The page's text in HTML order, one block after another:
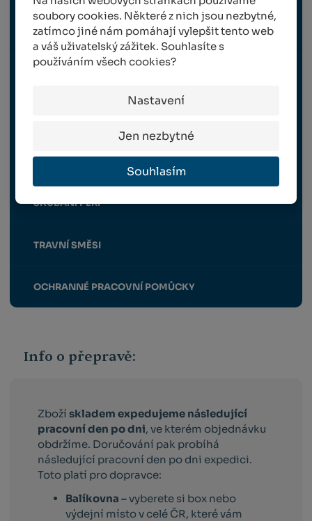
soubory cookies. Některé z nich jsou nezbytné,
zatímco jiné nám pomáhají vylepšit tento web
a váš uživatelský zážitek. Souhlasíte s
používáním všech cookies?
Nastavení
Jen nezbytné
Souhlasím
OSTATNÍ
STŘÍHÁNÍ OVCÍ A PÉČE O VLNU A SRST
ŠKUBÁNÍ PEŘÍ
TRAVNÍ SMĚSI
OCHRANNÉ PRACOVNÍ POMŮCKY
Info o přepravě:
Zbožískladem expedujeme následující
pracovní den po dni, ve kterém objednávku
obdržíme. Doručování pak probíhá
následující pracovní den po dni expedici.
Toto platí pro dopravce:
Balíkovna –vyberete si box nebo
výdejní místo v celé ČR, které vám